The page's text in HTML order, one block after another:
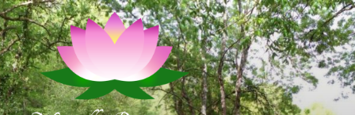
Aller
au
contenu
principal